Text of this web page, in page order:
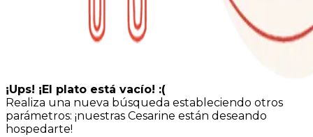
¡Ups! ¡El plato está vacío! :(
Realiza una nueva búsqueda estableciendo otros
parámetros: ¡nuestras Cesarine están deseando
hospedarte!